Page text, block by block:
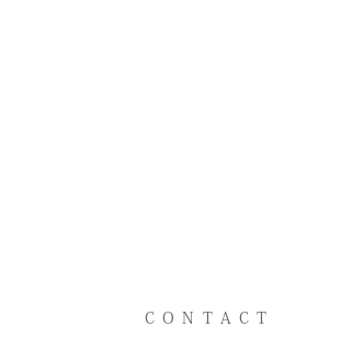
CONTACT